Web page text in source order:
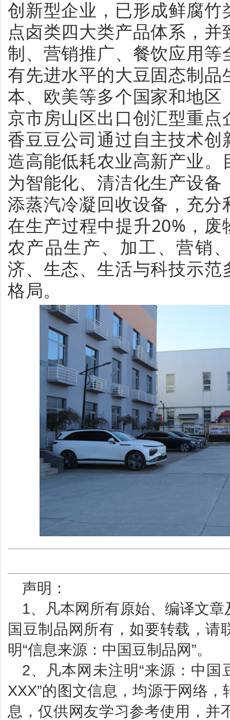
创新型企业，已形成鲜腐
点卤类四大类产品体系，
制、营销推广、餐饮应用
有先进水平的大豆固态制
本、欧美等多个国家和地
京市房山区出口创汇型重
香豆豆公司通过自主技术
造高能低耗农业高新产业
为智能化、清洁化生产设
添蒸汽冷凝回收设备，充
在生产过程中提升20%，
农产品生产、加工、营销
济、生态、生活与科技示
格局。
声明：
1、凡本网所有原始、编译文
国豆制品网所有，如要转载，请
明“信息来源：中国豆制品网”。
2、凡本网未注明“来源：中国
XXX”的图文信息，均源于网络
息，仅供网友学习参考使用，并